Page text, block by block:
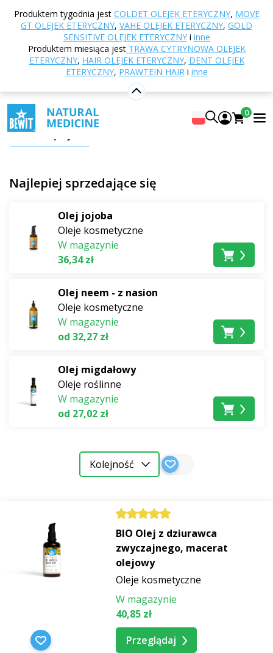
Produktem tygodnia jest COLDET OLEJEK ETERYCZNY, MOVE
GT OLEJEK ETERYCZNY, VAHE OLEJEK ETERYCZNY, GOLD
SENSITIVE OLEJEK ETERYCZNYi inne
Produktem miesiąca jest TRAWA CYTRYNOWA OLEJEK
ETERYCZNY, HAIR OLEJEK ETERYCZNY, DENT OLEJEK
ETERYCZNY, PRAWTEIN HAIRi inne
0
Strona główna
diety
Oleje roślinne
Oleje roślinne
Płynne złoto dla ciała, skóry i włosów. Zapoznaj się z
naszą gamą olejów roślinnych i wybierz te, które
najlepiej wspomogą
docenisz je zwłaszcza podczas gotowania,
doskonałą bazę dla serum do ciała i olejków lub jako
Oprócz zdolności do przenoszenia obciążeń
doskonałym wsparciem samym w
sobie ze względu
Zawierają korzystne
niezbędne kwasy tłuszczowe, witaminy rozpuszczalne w
tłuszczach i wiele substancji bioaktywnych. Niektóre z
nich są nawet certyfikowane jako suplementy diety.
. Najbardziej wrażliwe oleje, takie jak
tłoczymy sami przy użyciu najdelikatniejszych metod.
Pokaż więcej
Najlepiej sprzedające się
Olej jojoba
Oleje kosmetyczne
W magazynie
36,34 zł
Olej neem - z nasion
Oleje kosmetyczne
W magazynie
od 32,27 zł
Olej migdałowy
Oleje roślinne
W magazynie
od 27,02 zł
Kolejność
BIO Olej z dziurawca
zwyczajnego, macerat
olejowy
Oleje kosmetyczne
W magazynie
40,85 zł
Przeglądaj